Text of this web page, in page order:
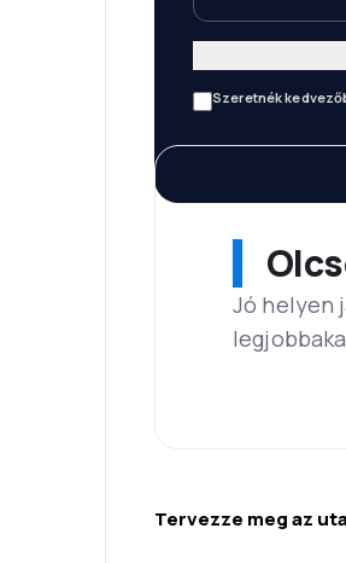
Szeretnék
Jó helyen
Tervezze meg az